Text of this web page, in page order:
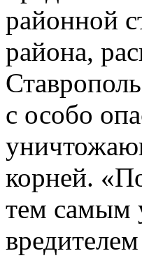
районной
района,
с особо
корней.
тем самым